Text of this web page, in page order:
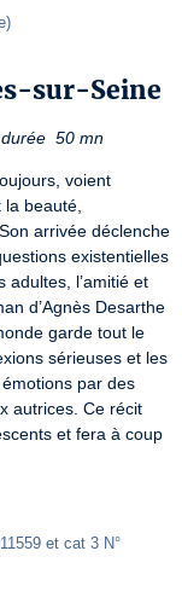
)
sur-Seine
50 mn
voient
beauté,
arrivée déclenche
existentielles
adultes, l’amitié et
d’Agnès Desarthe
garde tout le
sérieuses et les
par des
autrices. Ce récit
et fera à coup
et cat 3 N°